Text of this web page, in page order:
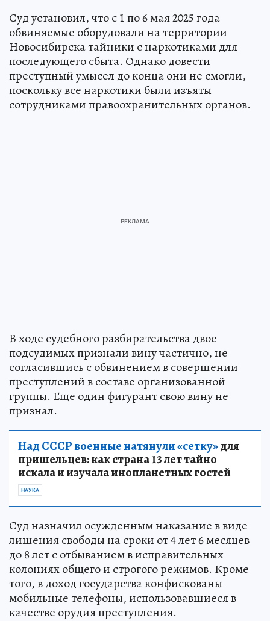
Суд установил, что с 1 по 6 мая 2025 года
обвиняемые оборудовали на территории
Новосибирска тайники с наркотиками для
последующего сбыта. Однако довести
преступный умысел до конца они не смогли,
поскольку все наркотики были изъяты
сотрудниками правоохранительных органов.
В ходе судебного разбирательства двое
подсудимых признали вину частично, не
согласившись с обвинением в совершении
преступлений в составе организованной
группы. Еще один фигурант свою вину не
признал.
Над СССР военные натянули «сетку»для
пришельцев: как страна 13 лет тайно
искала и изучала инопланетных гостей
НАУКА
Суд назначил осужденным наказание в виде
лишения свободы на сроки от 4 лет 6 месяцев
до 8 лет с отбыванием в исправительных
колониях общего и строгого режимов. Кроме
того, в доход государства конфискованы
мобильные телефоны, использовавшиеся в
качестве орудия преступления.